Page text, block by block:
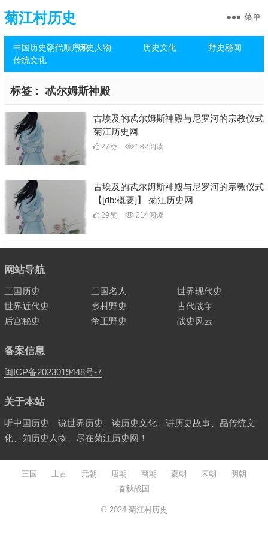
菊江村历史
中国历史朝代顺序表历史人物 历史文化
野史秘闻
传统文化
菜单
标签： 忒尔姆斯神殿
古埃及的忒尔姆斯神殿与尼罗河的宗教仪式
菊江历史网
27赞 182 阅读
古埃及的忒尔姆斯神殿与尼罗河的宗教仪式
【[db:概要]】 菊江历史网
29赞 214阅读
网站导航
三国历史 三国名人
世界现代史
世界近代史
乡村野史
古代战争
后宫秘史
帝王野史 战史风云
备案信息
闽ICP备2023019448号-7
关于本站
听中国历史、说世界历史、读历史文化、讲历史故事、品传统文
化、知历史人物、尽在菊江历史网！
三国 上古 元朝 唐朝 商朝 夏朝 宋朝
明朝
春秋战国
© 2024 菊江村历史